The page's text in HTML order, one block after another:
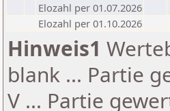
Elozahl per 01.07.2026
Elozahl per 01.10.2026
Hinweis1
blank ... Partie
V ... Partie